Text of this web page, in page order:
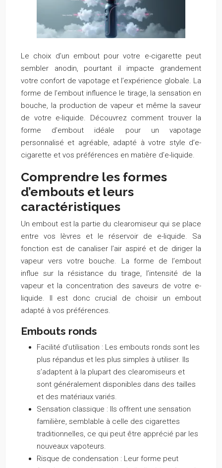
Le choix d’un embout pour votre e-cigarette peut
sembler anodin, pourtant il impacte grandement
votre confort de vapotage et l’expérience globale. La
forme de l’embout influence le tirage, la sensation en
bouche, la production de vapeur et même la saveur
de votre e-liquide. Découvrez comment trouver la
forme d’embout idéale pour un vapotage
personnalisé et agréable, adapté à votre style d’e-
cigarette et vos préférences en matière d’e-liquide.
Comprendre les formes
d’embouts et leurs
caractéristiques
Un embout est la partie du clearomiseur qui se place
entre vos lèvres et le réservoir de e-liquide. Sa
fonction est de canaliser l’air aspiré et de diriger la
vapeur vers votre bouche. La forme de l’embout
influe sur la résistance du tirage, l’intensité de la
vapeur et la concentration des saveurs de votre e-
liquide. Il est donc crucial de choisir un embout
adapté à vos préférences.
Embouts ronds
Facilité d’utilisation : Les embouts ronds sont les
plus répandus et les plus simples à utiliser. Ils
s’adaptent à la plupart des clearomiseurs et
sont généralement disponibles dans des tailles
et des matériaux variés.
Sensation classique : Ils offrent une sensation
familière, semblable à celle des cigarettes
traditionnelles, ce qui peut être apprécié par les
nouveaux vapoteurs.
Risque de condensation : Leur forme peut